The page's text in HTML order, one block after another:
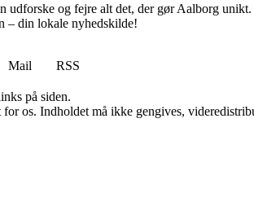
og fejre alt det, der gør Aalborg
– din lokale nyhedskilde!
Mail
RSS
på siden.
os. Indholdet må ikke gengives,